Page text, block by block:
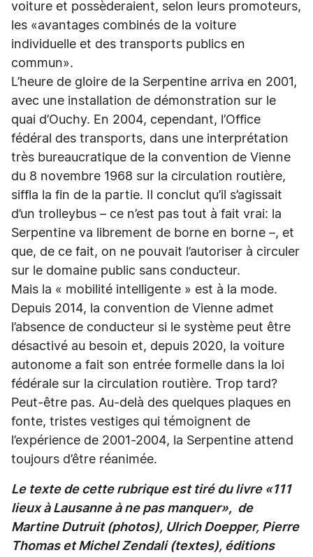
voiture et possèderaient, selon leurs promoteurs,
les «avantages combinés de la voiture
individuelle et des transports publics en
commun».
L’heure de gloire de la Serpentine arriva en 2001,
avec une installation de démonstration sur le
quai d’Ouchy. En 2004, cependant, l’Office
fédéral des transports, dans une interprétation
très bureaucratique de la convention de Vienne
du 8 novembre 1968 sur la circulation routière,
siffla la fin de la partie. Il conclut qu’il s’agissait
d’un trolleybus – ce n’est pas tout à fait vrai: la
Serpentine va librement de borne en borne –, et
que, de ce fait, on ne pouvait l’autoriser à circuler
sur le domaine public sans conducteur.
Mais la « mobilité intelligente » est à la mode.
Depuis 2014, la convention de Vienne admet
l’absence de conducteur si le système peut être
désactivé au besoin et, depuis 2020, la voiture
autonome a fait son entrée formelle dans la loi
fédérale sur la circulation routière. Trop tard?
Peut-être pas. Au-delà des quelques plaques en
fonte, tristes vestiges qui témoignent de
l’expérience de 2001-2004, la Serpentine attend
toujours d’être réanimée.
Le texte de cette rubrique est tiré du livre «111
lieux à Lausanne à ne pas manquer», de
Martine Dutruit (photos), Ulrich Doepper, Pierre
Thomas et Michel Zendali (textes), éditions